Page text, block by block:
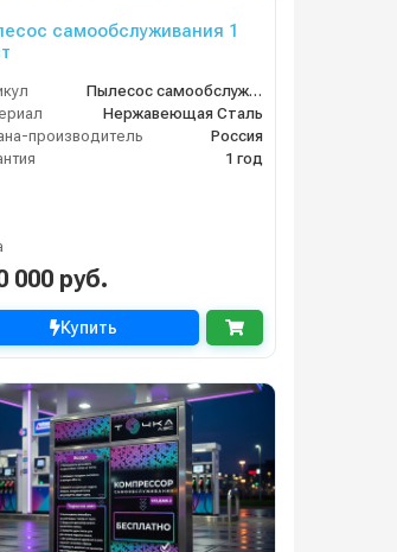
самообслуживания 1
Пылесос самообслуживания 1 пост
Нержавеющая Сталь
производитель
Россия
1 год
000 руб.
Купить